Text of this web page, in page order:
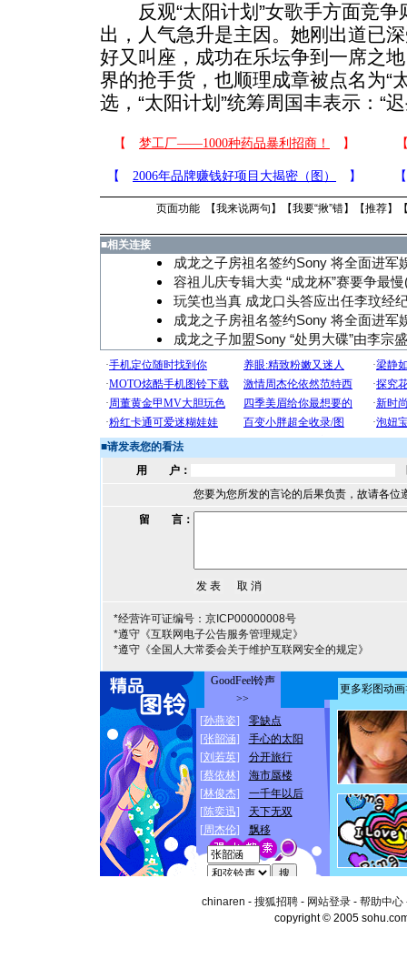
反观“太阳计划”女歌手方面竞争
出，人气急升是主因。她刚出道已
好又叫座，成功在乐坛争到一席之
界的抢手货，也顺理成章被点名为“
选，“太阳计划”统筹周国丰表示：“
页面功能 【我来说两句 】【我要“揪”错】【推荐】
■相关连接
成龙之子房祖名签约Sony 将全面进军
容祖儿庆专辑大卖 “成龙杯”赛要争最
玩笑也当真 成龙口头答应出任李玟经
成龙之子房祖名签约Sony 将全面进军
成龙之子加盟Sony “处男大碟”由李宗
■请发表您的看法
用 户：
您要为您所发的言论的后果负责，故请各位
留 言：
*经营许可证编号：京ICP00000008号
*遵守《互联网电子公告服务管理规定》
*遵守《全国人大常委会关于维护互联网安全的规定》
chinaren - 搜狐招聘- 网站登录- 帮助中心
copyright © 2005